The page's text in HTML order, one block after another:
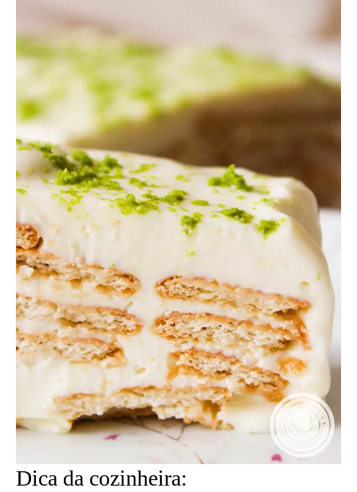
Dica da cozinheira: